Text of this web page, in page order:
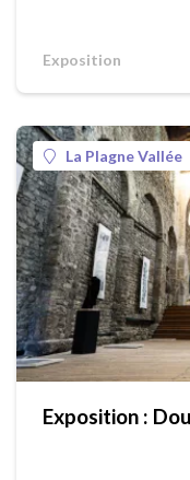
Exposition
La Plagne Vallée
Exposition :